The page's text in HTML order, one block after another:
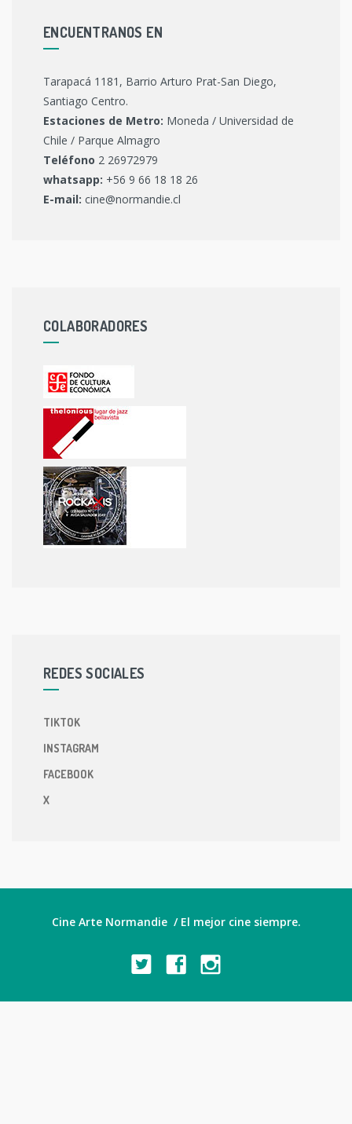
ENCUENTRANOS EN
Tarapacá 1181, Barrio Arturo Prat-San Diego,
Santiago Centro.
Estaciones de Metro: Moneda / Universidad de
Chile / Parque Almagro
Teléfono 2 26972979
whatsapp: +56 9 66 18 18 26
E-mail: cine@normandie.cl
COLABORADORES
REDES SOCIALES
TIKTOK
INSTAGRAM
FACEBOOK
X
Cine Arte Normandie / El mejor cine siempre.